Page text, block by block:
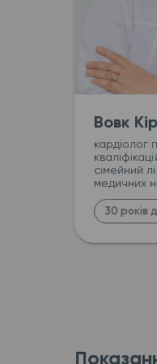
Вовк
кардіолог
сімейний
медичних
30 років